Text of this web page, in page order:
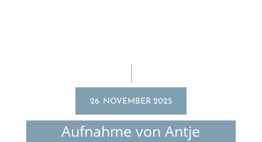
26. NOVEMBER 2025
Aufnahme von Antje